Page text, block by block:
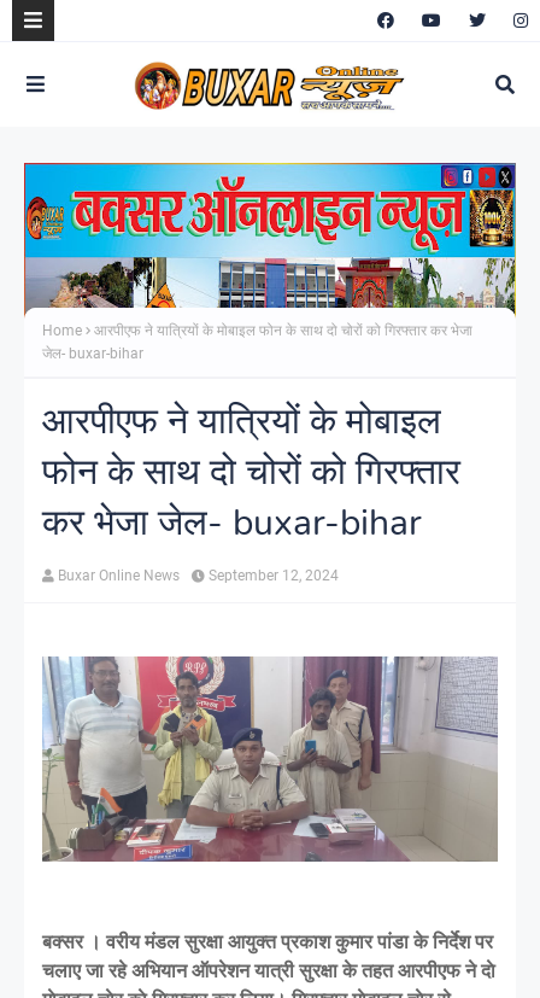
Home
आरपीएफ ने यात्रियों के मोबाइल फोन के साथ दो चोरों को गिरफ्तार कर भेजा
जेल- buxar-bihar
आरपीएफ ने यात्रियों के मोबाइल
फोन के साथ दो चोरों को गिरफ्तार
कर भेजा जेल- buxar-bihar
Buxar Online News September 12, 2024
बक्सर । वरीय मंडल सुरक्षा आयुक्त प्रकाश कुमार पांडा के निर्देश पर
चलाए जा रहे अभियान ऑपरेशन यात्री सुरक्षा के तहत आरपीएफ ने दाे